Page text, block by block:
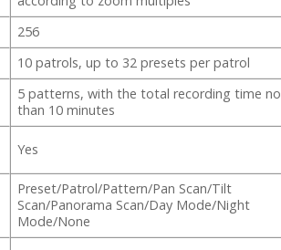
256
10 patrols, up to 32 presets per patrol
5 patterns, with the total recording time
than 10 minutes
Yes
Preset/Patrol/Pattern/Pan Scan/Tilt
Scan/Panorama Scan/Day Mode/Night
Mode/None